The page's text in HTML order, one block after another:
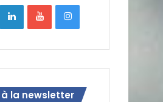
la newsletter